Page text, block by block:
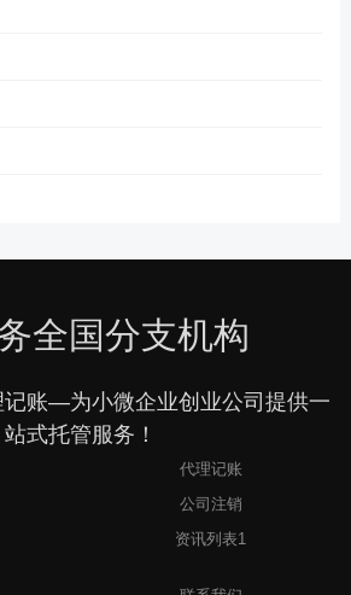
全国分支机构
账—为小微企业创业公司提供一
站式托管服务！
代理记账
公司注销
资讯列表1